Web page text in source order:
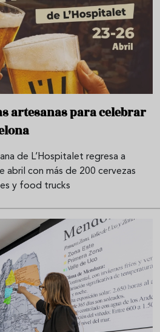
artesanas para celebrar
de L’Hospitalet regresa a
abril con más de 200 cervezas
y food trucks